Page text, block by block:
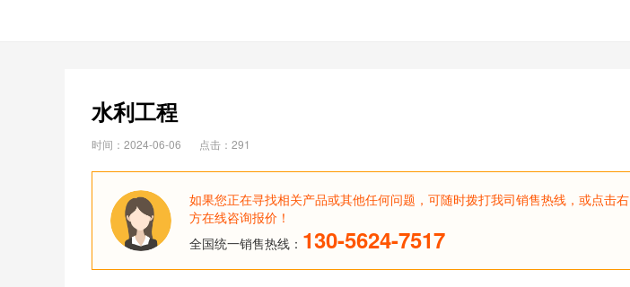
水利工程
时间：2024-06-06 点击：291
如果您正在寻找相关产品或其他任何问题，可随时拨打我司销售热线，或点击右
方在线咨询报价！
全国统一销售热线： 130-5624-7517